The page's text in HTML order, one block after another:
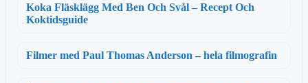
Koka Fläsklägg Med Ben Och Svål – Recept Och
Koktidsguide
Filmer med Paul Thomas Anderson – hela filmografin